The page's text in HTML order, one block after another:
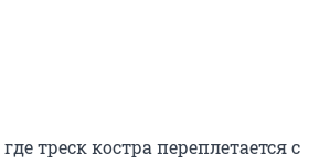
треск костра переплетается с